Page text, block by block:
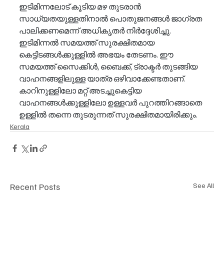
ഇടിമിന്നലോട് കൂടിയ മഴ തുടരാൻ
സാധ്യതയുള്ളതിനാൽ പൊതുജനങ്ങൾ ജാഗ്രത
പാലിക്കണമെന്ന് അധികൃതർ നിർദ്ദേശിച്ചു.
ഇടിമിന്നൽ സമയത്ത് സുരക്ഷിതമായ
കെട്ടിടങ്ങൾക്കുള്ളിൽ അഭയം തേടണം. ഈ
സമയത്ത് സൈക്കിൾ, ബൈക്ക്, ട്രാക്ടർ തുടങ്ങിയ
വാഹനങ്ങളിലുള്ള യാത്ര ഒഴിവാക്കേണ്ടതാണ്.
കാറിനുള്ളിലോ മറ്റ് അടച്ചുകെട്ടിയ
വാഹനങ്ങൾക്കുള്ളിലോ ഉള്ളവർ പുറത്തിറങ്ങാതെ
ഉള്ളിൽ തന്നെ തുടരുന്നത് സുരക്ഷിതമായിരിക്കും.
Kerala
Recent Posts See All